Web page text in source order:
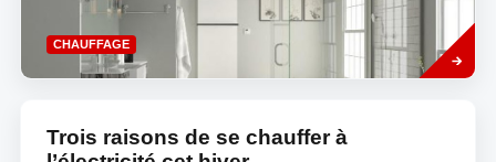
CHAUFFAGE
Read
more
Trois raisons de se chauffer à